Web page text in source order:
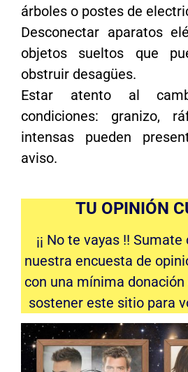
árboles o postes de
Desconectar aparatos
objetos sueltos que
obstruir desagües.
Estar atento al
condiciones: granizo,
intensas pueden
aviso.
TU OPINIÓN
¡¡ No te vayas !!
nuestra encuesta de
con una mínima donación
sostener este sitio para